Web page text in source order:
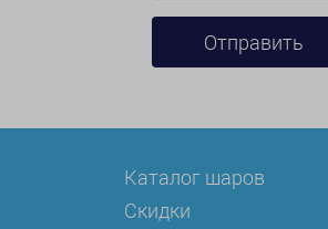
Каталог шаров
Скидки